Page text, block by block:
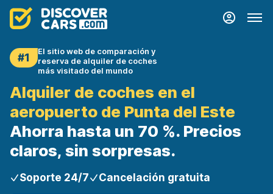
#1
El sitio web de comparación y
reserva de alquiler de coches
más visitado del mundo
Alquiler de coches en el
aeropuerto de Punta del Este
Ahorra hasta un 70 %. Precios
claros, sin sorpresas.
Soporte 24/7 Cancelación gratuita